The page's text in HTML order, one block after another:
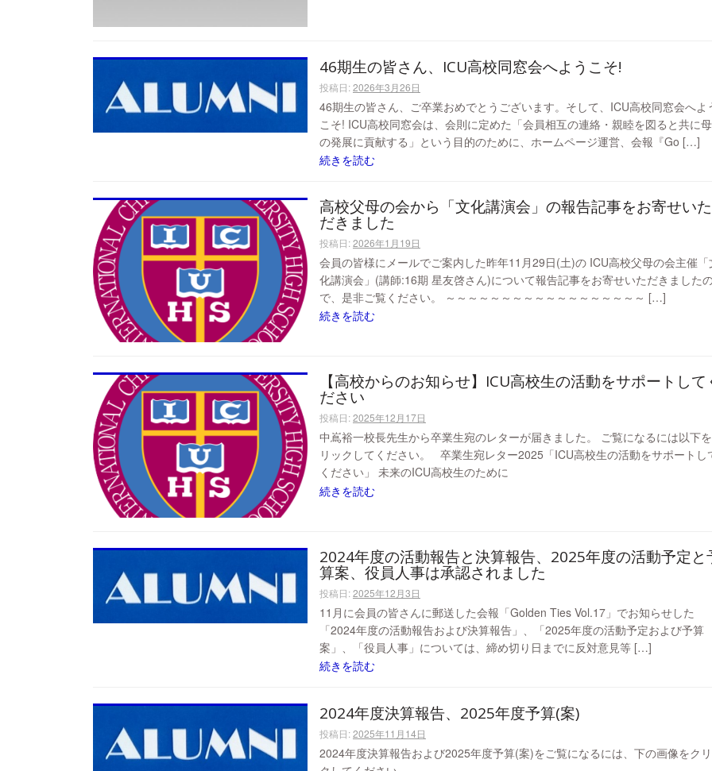
46期生の皆さん、ICU高校同窓会へようこそ!
投稿日:2026年3月26日
46期生の皆さん、ご卒業おめでとうございます。そして、ICU高校同窓会へよ
こそ! ICU高校同窓会は、会則に定めた「会員相互の連絡・親睦を図ると共に
の発展に貢献する」という目的のために、ホームページ運営、会報『Go […]
続きを読む
高校父母の会から「文化講演会」の報告記事をお寄せいた
だきました
投稿日:2026年1月19日
会員の皆様にメールでご案内した昨年11月29日(土)の ICU高校父母の会主催「
化講演会」(講師:16期 星友啓さん)について報告記事をお寄せいただきました
で、是非ご覧ください。 ～～～～～～～～～～～～～～～～～～ […]
続きを読む
【高校からのお知らせ】ICU高校生の活動をサポートして
ださい
投稿日:2025年12月17日
中嶌裕一校長先生から卒業生宛のレターが届きました。 ご覧になるには以下
リックしてください。 卒業生宛レター2025「ICU高校生の活動をサポートし
ください」 未来のICU高校生のために
続きを読む
2024年度の活動報告と決算報告、2025年度の活動予定と
算案、役員人事は承認されました
投稿日:2025年12月3日
11月に会員の皆さんに郵送した会報「Golden Ties Vol.17」でお知らせした
「2024年度の活動報告および決算報告」、「2025年度の活動予定および予算
案」、「役員人事」については、締め切り日までに反対意見等 […]
続きを読む
2024年度決算報告、2025年度予算(案)
投稿日:2025年11月14日
2024年度決算報告および2025年度予算(案)をご覧になるには、下の画像をク